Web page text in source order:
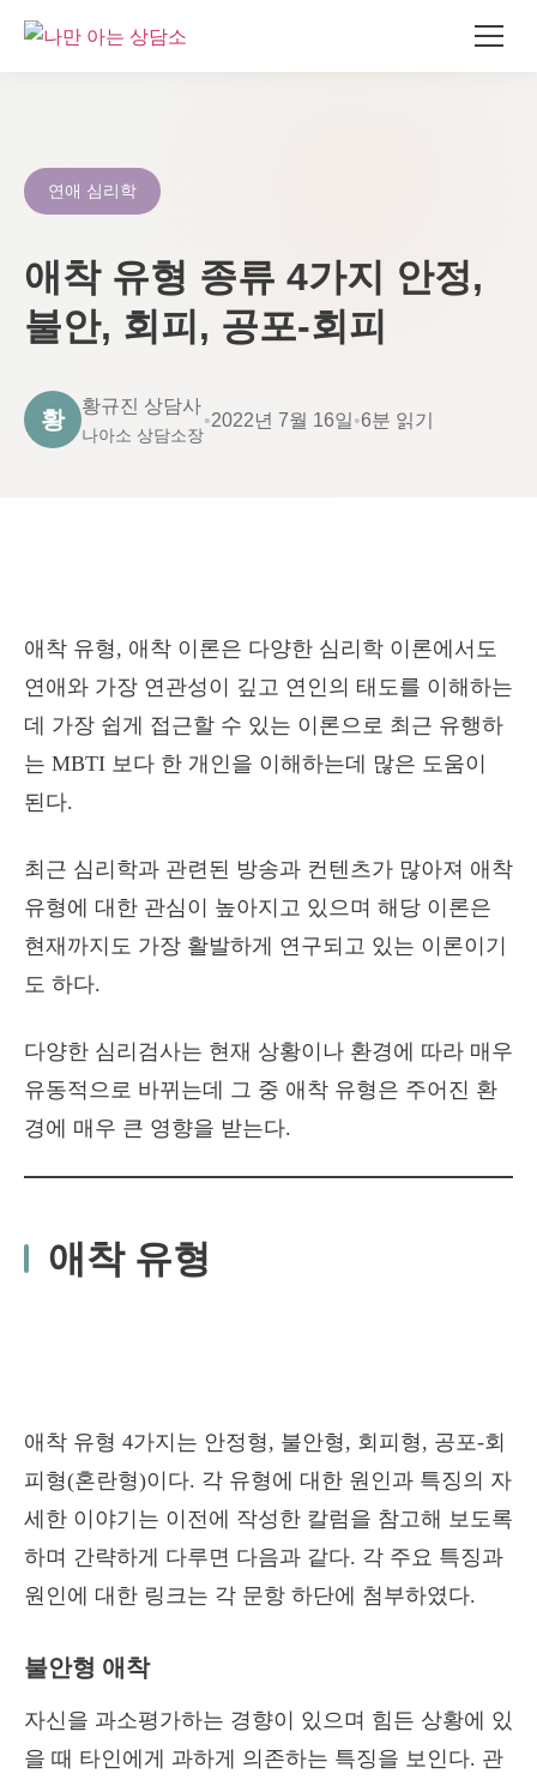
연애 심리학
애착 유형 종류 4가지 안정,
불안, 회피, 공포-회피
황
황규진 상담사
나아소 상담소장
•2022년 7월 16일•6분 읽기
애착 유형, 애착 이론은 다양한 심리학 이론에서도
연애와 가장 연관성이 깊고 연인의 태도를 이해하는
데 가장 쉽게 접근할 수 있는 이론으로 최근 유행하
는 MBTI 보다 한 개인을 이해하는데 많은 도움이
된다.
최근 심리학과 관련된 방송과 컨텐츠가 많아져 애착
유형에 대한 관심이 높아지고 있으며 해당 이론은
현재까지도 가장 활발하게 연구되고 있는 이론이기
도 하다.
다양한 심리검사는 현재 상황이나 환경에 따라 매우
유동적으로 바뀌는데 그 중 애착 유형은 주어진 환
경에 매우 큰 영향을 받는다.
애착 유형
애착 유형 4가지는 안정형, 불안형, 회피형, 공포-회
피형(혼란형)이다. 각 유형에 대한 원인과 특징의 자
세한 이야기는 이전에 작성한 칼럼을 참고해 보도록
하며 간략하게 다루면 다음과 같다. 각 주요 특징과
원인에 대한 링크는 각 문항 하단에 첨부하였다.
불안형 애착
자신을 과소평가하는 경향이 있으며 힘든 상황에 있
을 때 타인에게 과하게 의존하는 특징을 보인다. 관